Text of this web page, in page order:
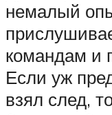
немалый
командам и
Если уж
взял след,